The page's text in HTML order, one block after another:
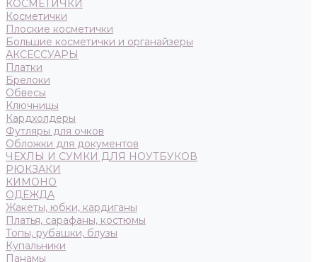
КОСМЕТИЧКИ
Косметички
Плоские косметички
Большие косметички и органайзеры
АКСЕССУАРЫ
Платки
Брелоки
Обвесы
Ключницы
Кардхолдеры
Футляры для очков
Обложки для документов
ЧЕХЛЫ И СУМКИ ДЛЯ НОУТБУКОВ
РЮКЗАКИ
КИМОНО
ОДЕЖДА
Жакеты, юбки, кардиганы
Платья, сарафаны, костюмы
Топы, рубашки, блузы
Купальники
Панамы